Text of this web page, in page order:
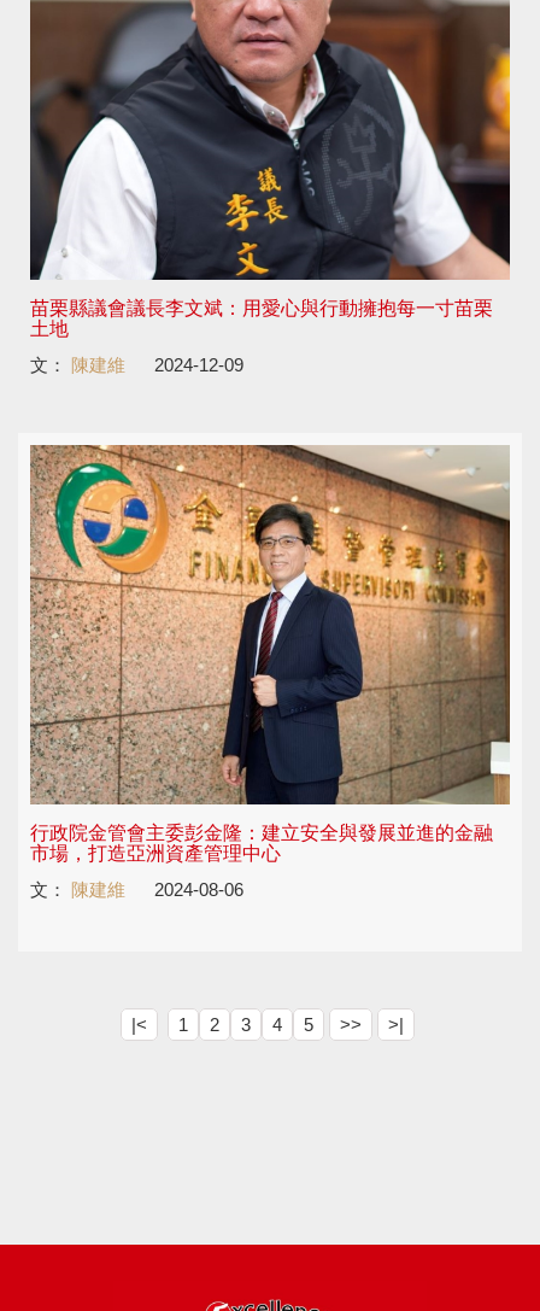
苗栗縣議會議長李文斌：用愛心與行動擁抱每一寸苗栗
土地
文：
陳建維 2024-12-09
行政院金管會主委彭金隆：建立安全與發展並進的金融
市場，打造亞洲資產管理中心
文：
陳建維 2024-08-06
|< 1 2 3 4 5 >> >|